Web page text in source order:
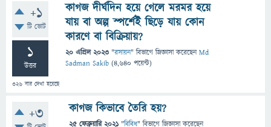
+1
টি ভোট
1
উত্তর
326 বার দেখা হয়েছে
কাগজ দীর্ঘদিন হয়ে গেলে মরমর হয়ে
যায় বা অল্প স্পর্শেই ছিড়ে যায় কোন
কারণে বা বিক্রিয়ায়?
20 এপ্রিল 2023 "রসায়ন" বিভাগে জিজ্ঞাসাকরেছেনMd
Sadman Sakib (4,640 পয়েন্ট)
+3 কাগজ কিভাবে তৈরি হয়?
25 ফেব্রুয়ারি 2021 "বিবিধ" বিভাগে জিজ্ঞাসাকরেছেন